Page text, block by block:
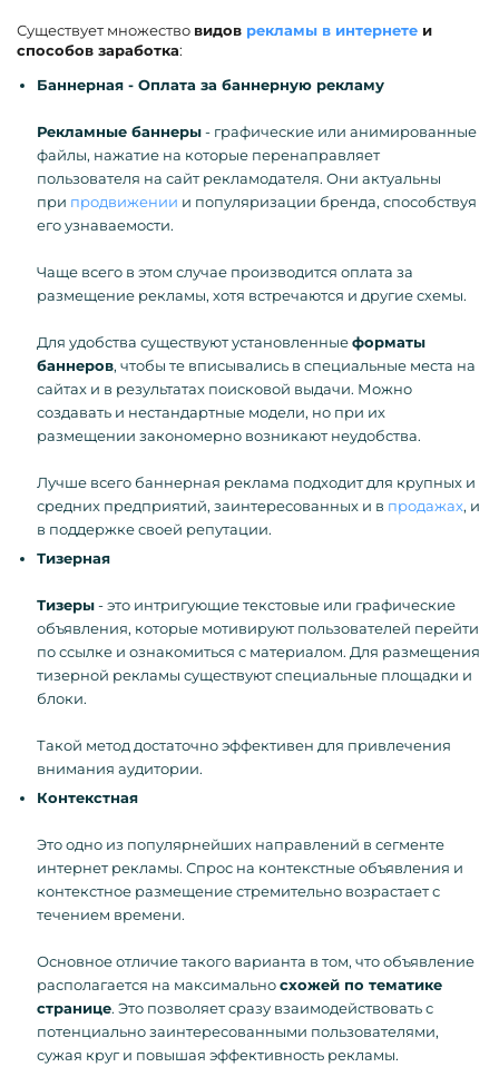
Существует множество видов рекламы в интернете и
способов заработка:
Баннерная - Оплата за баннерную рекламу
Рекламные баннеры- графические или анимированные
файлы, нажатие на которые перенаправляет
пользователя на сайт рекламодателя. Они актуальны
при продвижении и популяризации бренда, способствуя
его узнаваемости.
Чаще всего в этом случае производится оплата за
размещение рекламы, хотя встречаются и другие схемы.
Для удобства существуют установленныеформаты
баннеров, чтобы те вписывались в специальные места на
сайтах и в результатах поисковой выдачи. Можно
создавать и нестандартные модели, но при их
размещении закономерно возникают неудобства.
Лучше всего баннерная реклама подходит для крупных и
средних предприятий, заинтересованных и в продажах, и
в поддержке своей репутации.
Тизерная
Тизеры- это интригующие текстовые или графические
объявления, которые мотивируют пользователей перейти
по ссылке и ознакомиться с материалом. Для размещения
тизерной рекламы существуют специальные площадки и
блоки.
Такой метод достаточно эффективен для привлечения
внимания аудитории.
Контекстная
Это одно из популярнейших направлений в сегменте
интернет рекламы. Спрос на контекстные объявления и
контекстное размещение стремительно возрастает с
течением времени.
Основное отличие такого варианта в том, что объявление
располагается на максимальносхожей по тематике
странице. Это позволяет сразу взаимодействовать с
потенциально заинтересованными пользователями,
сужая круг и повышая эффективность рекламы.